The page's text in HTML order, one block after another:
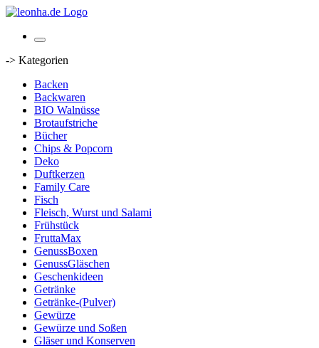
-> Kategorien
Backen
Backwaren
BIO Walnüsse
Brotaufstriche
Bücher
Chips & Popcorn
Deko
Duftkerzen
Family Care
Fisch
Fleisch, Wurst und Salami
Frühstück
FruttaMax
GenussBoxen
GenussGläschen
Geschenkideen
Getränke
Getränke-(Pulver)
Gewürze
Gewürze und Soßen
Gläser und Konserven